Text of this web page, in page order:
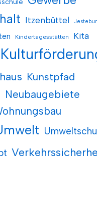
Itzenbüttel
Kindertagesstätten Kita
Kunstpfad
Neubaugebiete